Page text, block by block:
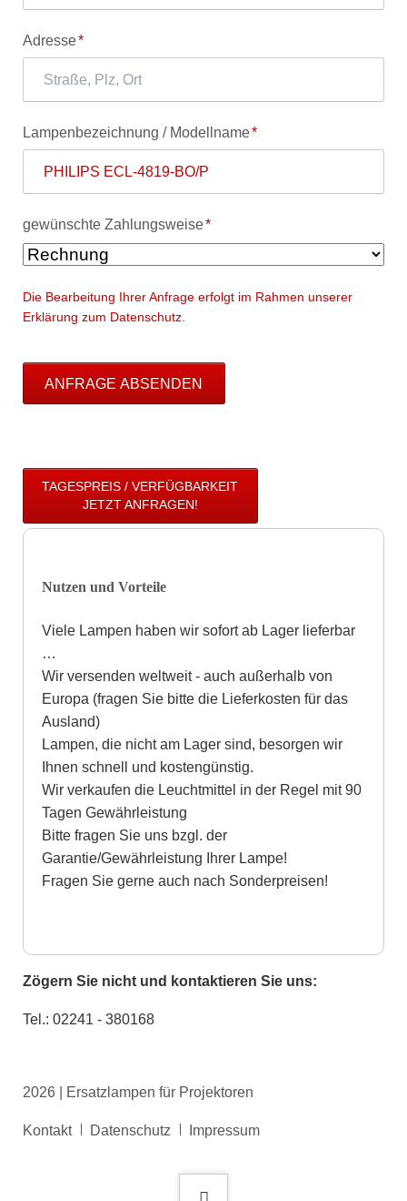
Pflichtfeld
Adresse*
Pflichtfeld
Lampenbezeichnung / Modellname*
Pflichtfeld
gewünschte Zahlungsweise*
Die Bearbeitung Ihrer Anfrage erfolgt im Rahmen unserer
Erklärung zum Datenschutz.
ANFRAGE ABSENDEN
TAGESPREIS / VERFÜGBARKEIT
JETZT ANFRAGEN!
Nutzen und Vorteile
Viele Lampen haben wir sofort ab Lager lieferbar
…
Wir versenden weltweit - auch außerhalb von
Europa (fragen Sie bitte die Lieferkosten für das
Ausland)
Lampen, die nicht am Lager sind, besorgen wir
Ihnen schnell und kostengünstig.
Wir verkaufen die Leuchtmittel in der Regel mit 90
Tagen Gewährleistung
Bitte fragen Sie uns bzgl. der
Garantie/Gewährleistung Ihrer Lampe!
Fragen Sie gerne auch nach Sonderpreisen!
Zögern Sie nicht und kontaktieren Sie uns:
Tel.: 02241 - 380168
2026 | Ersatzlampen für Projektoren
Navigation
Kontakt Datenschutz Impressum